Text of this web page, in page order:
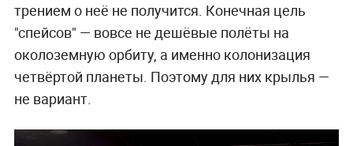
трением о неё не получится. Конечная цель
"спейсов" — вовсе не дешёвые полёты на
околоземную орбиту, а именно колонизация
четвёртой планеты. Поэтому для них крылья —
не вариант.